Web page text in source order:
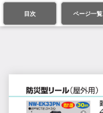
目次 ページ一覧